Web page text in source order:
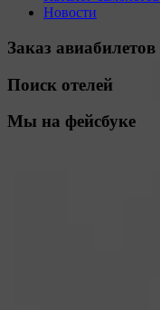
Новости
Заказ авиабилетов
Поиск отелей
Мы на фейсбуке